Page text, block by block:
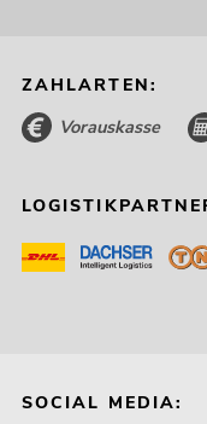
ZAHLARTEN:
Vorauskasse
SOCIAL MEDIA: